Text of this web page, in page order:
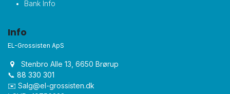
Bank Info
Info
EL-Grossisten ApS
Stenbro Alle 13, 6650 Brørup
📞 88 330 301
✉️ Salg@el-grossisten.dk​